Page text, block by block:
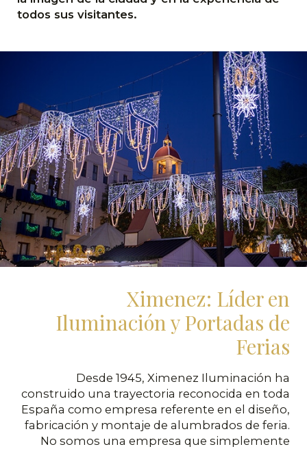
todos sus visitantes.
Ximenez: Líder en
Iluminación y Portadas de
Ferias
Desde 1945, Ximenez Iluminación ha
construido una trayectoria reconocida en toda
España como empresa referente en el diseño,
fabricación y montaje de alumbrados de feria.
No somos una empresa que simplemente